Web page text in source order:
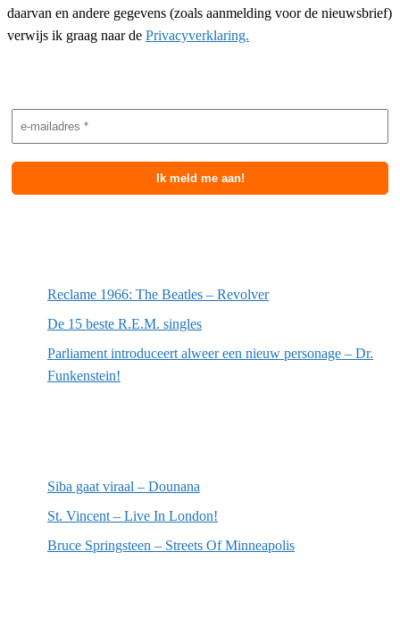
daarvan en andere gegevens (zoals aanmelding voor de nieuwsbrief)
verwijs ik graag naar de Privacyverklaring.
Reclame 1966: The Beatles – Revolver
De 15 beste R.E.M. singles
Parliament introduceert alweer een nieuw personage – Dr.
Funkenstein!
Siba gaat viraal – Dounana
St. Vincent – Live In London!
Bruce Springsteen – Streets Of Minneapolis